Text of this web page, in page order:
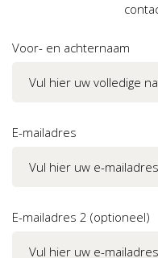
Voor- en achternaam
E-mailadres
E-mailadres 2 (optioneel)